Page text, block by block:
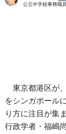
公立中学校事務職
東京都港区が
をシンガポール
り方に注目が集
行政学者・福嶋